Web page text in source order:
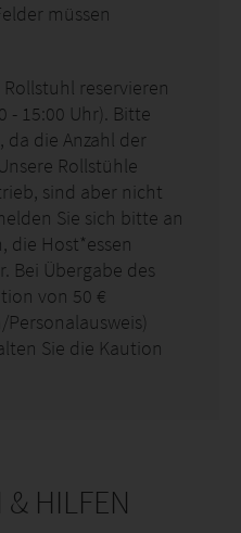
müssen
reservieren
- 15:00 Uhr). Bitte
da die Anzahl der
Rollstühle
sind aber nicht
Sie sich bitte an
die Host*essen
Bei Übergabe des
von 50 €
Sie die Kaution
HILFEN